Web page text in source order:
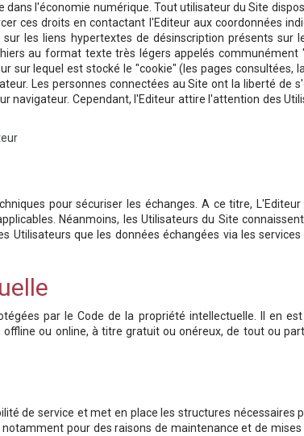
l'économie numérique. Tout utilisateur du Site
ces droits en contactant l'Editeur aux coordonnées
les liens hypertextes de désinscription présents sur
au format texte très légers appelés
sur lequel est stocké le "cookie" (les pages consultées,
Les personnes connectées au Site ont la liberté de
Cependant, l'Editeur attire l'attention des
pour sécuriser les échanges. A ce titre,
Néanmoins, les Utilisateurs du Site
Utilisateurs que les données échangées via les
par le Code de la propriété intellectuelle. Il en
ou online, à titre gratuit ou onéreux, de tout ou
de service et met en place les structures nécessaires
pour des raisons de maintenance et de